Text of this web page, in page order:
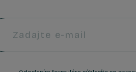
Zadajte e-mail